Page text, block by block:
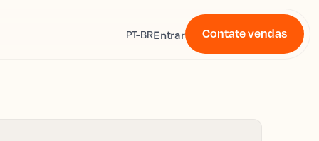
PT-BREntrar Contate vendas